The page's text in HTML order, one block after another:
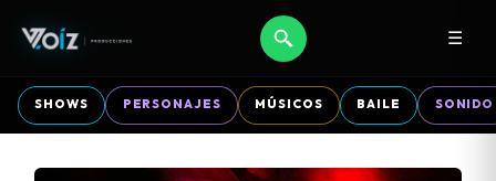
☰
SHOWS PERSONAJES MÚSICOS BAILE SONIDO